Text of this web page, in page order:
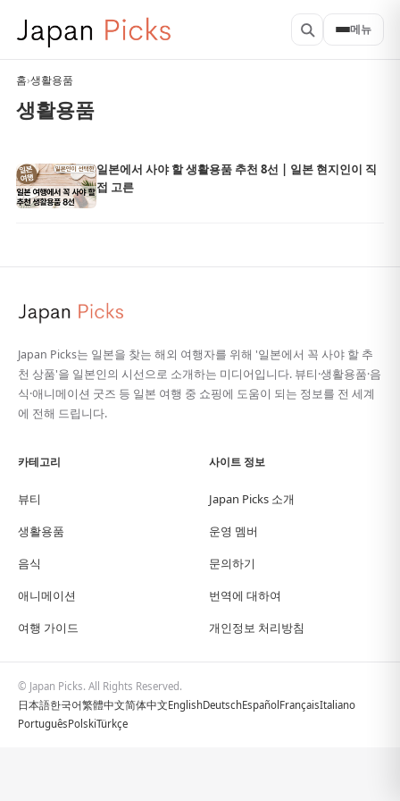
메뉴
홈›생활용품
생활용품
일본에서 사야 할 생활용품 추천 8선 | 일본 현지인이 직
접 고른
Japan Picks는 일본을 찾는 해외 여행자를 위해 '일본에서 꼭 사야 할 추
천 상품'을 일본인의 시선으로 소개하는 미디어입니다. 뷰티·생활용품·음
식·애니메이션 굿즈 등 일본 여행 중 쇼핑에 도움이 되는 정보를 전 세계
에 전해 드립니다.
카테고리
뷰티
생활용품
음식
애니메이션
여행 가이드
사이트 정보
Japan Picks 소개
운영 멤버
문의하기
번역에 대하여
개인정보 처리방침
© Japan Picks. All Rights Reserved.
日本語한국어繁體中文简体中文EnglishDeutschEspañol FrançaisItaliano
PortuguêsPolskiTürkçe